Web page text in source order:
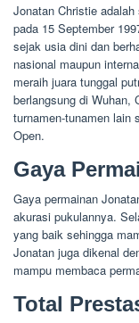
Jonatan Christie
pada 15 September
sejak usia dini dan
nasional maupun
meraih juara tunggal
berlangsung di Wuhan,
turnamen-tunamen lain
Open.
Gaya
Gaya permainan
akurasi pukulannya.
yang baik sehingga
Jonatan juga dikenal
mampu membaca
Total